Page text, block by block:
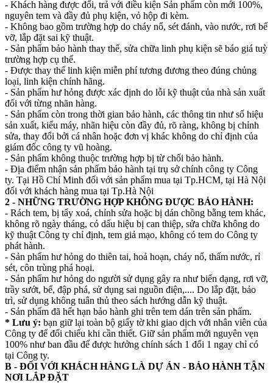
- Khách hàng được đổi, trả với điều kiện Sản phẩm còn mới 100%,
nguyên tem và đầy đủ phụ kiện, vỏ hộp đi kèm.
- Không bao gồm trường hợp do cháy nổ, sét đánh, vào nước, rơi bể
vỡ, lắp đặt sai kỹ thuật.
- Sản phẩm bảo hành thay thế, sửa chữa linh phụ kiện sẽ báo giá tuỳ
trường hợp cụ thể.
- Được thay thế linh kiện miễn phí tương đương theo đúng chủng
loại, linh kiện chính hãng.
- Sản phẩm hư hỏng được xác định do lỗi kỹ thuật của nhà sản xuất
đối với từng nhãn hàng.
- Sản phẩm còn trong thời gian bảo hành, các thông tin như số hiệu
sản xuất, kiểu máy, nhãn hiệu còn đầy đủ, rõ ràng, không bị chỉnh
sửa, thay đổi bởi cá nhân hoặc đơn vị khác không do chỉ định của
giám đốc công ty vũ hoàng.
- Sản phẩm không thuộc trường hợp bị từ chối bảo hành.
- Địa điểm nhận sản phẩm bảo hành tại trụ sở chính công ty Công
ty. Tại Hồ Chí Minh đối với sản phẩm mua tại Tp.HCM, tại Hà Nội
đối với khách hàng mua tại Tp.Hà Nội
2 - NHỮNG TRƯỜNG HỢP KHÔNG ĐƯỢC BẢO HÀNH:
- Rách tem, bị tẩy xoá, chỉnh sửa hoặc bị dán chồng bằng tem khác,
không rõ ngày tháng, có dấu hiệu bị can thiệp, sửa chữa không do
kỹ thuật Công ty chỉ định, tem giả mạo, không có tem do Công ty
phát hành.
- Sản phẩm hư hỏng do thiên tai, hoả hoạn, cháy nổ, thấm nước, rỉ
sét, côn trùng phá hoại.
- Sản phẩm hư hỏng do người sử dụng gây ra như biến dạng, rơi vỡ,
trầy sướt, bể, đập phá, sử dụng sai nguồn điện,.... Do lắp đặt, bảo
trì, sử dụng không tuân thủ theo sách hướng dẫn kỹ thuật.
- Sản phẩm đã hết hạn bảo hành ghi trên tem dán trên sản phẩm.
* Lưu ý: bạn giữ lại toàn bộ giấy tờ khi giao dịch với nhân viên của
Công ty để đối chiếu khi cần thiết. Giữ sản phẩm mới nguyên vẹn
100% như ban đầu để được hưởng chính sách 1 đổi 1 ngay chỉ có
tại Công ty.
B - ĐỐI VỚI KHÁCH HÀNG LÀ DỰ ÁN - BẢO HÀNH TẬN
NƠI LẮP ĐẶT